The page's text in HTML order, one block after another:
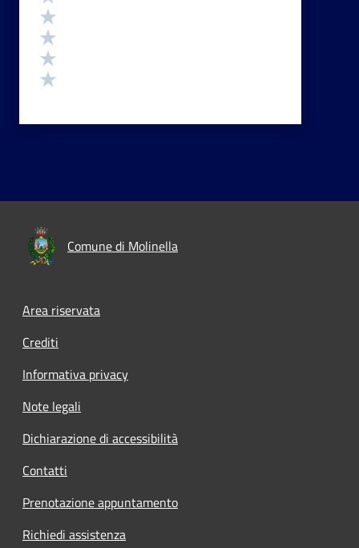
Comune di Molinella
Area riservata
Crediti
Informativa privacy
Note legali
Dichiarazione di accessibilità
Contatti
Prenotazione appuntamento
Richiedi assistenza